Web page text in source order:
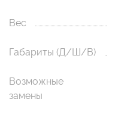
Вес
Габариты (Д/Ш/В)
Возможные
замены